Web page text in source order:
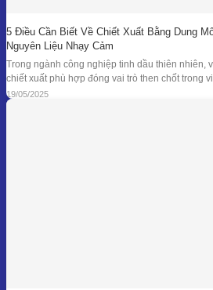
5 Điều Cần Biết Về Chiết Xuất Bằng Dung
Nguyên Liệu Nhạy Cảm
Trong ngành công nghiệp tinh dầu thiên nhiên,
chiết xuất phù hợp đóng vai trò then chốt trong
thành phẩm – đặc biệt là đối với những loại
Khi các phương pháp truyền thống như chưng
19/05/2025